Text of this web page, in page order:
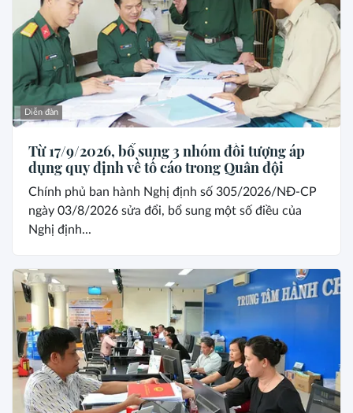
Diễn đàn
Từ 17/9/2026, bổ sung 3 nhóm đối tượng áp
dụng quy định về tố cáo trong Quân đội
Chính phủ ban hành Nghị định số 305/2026/NĐ-CP
ngày 03/8/2026 sửa đổi, bổ sung một số điều của
Nghị định...